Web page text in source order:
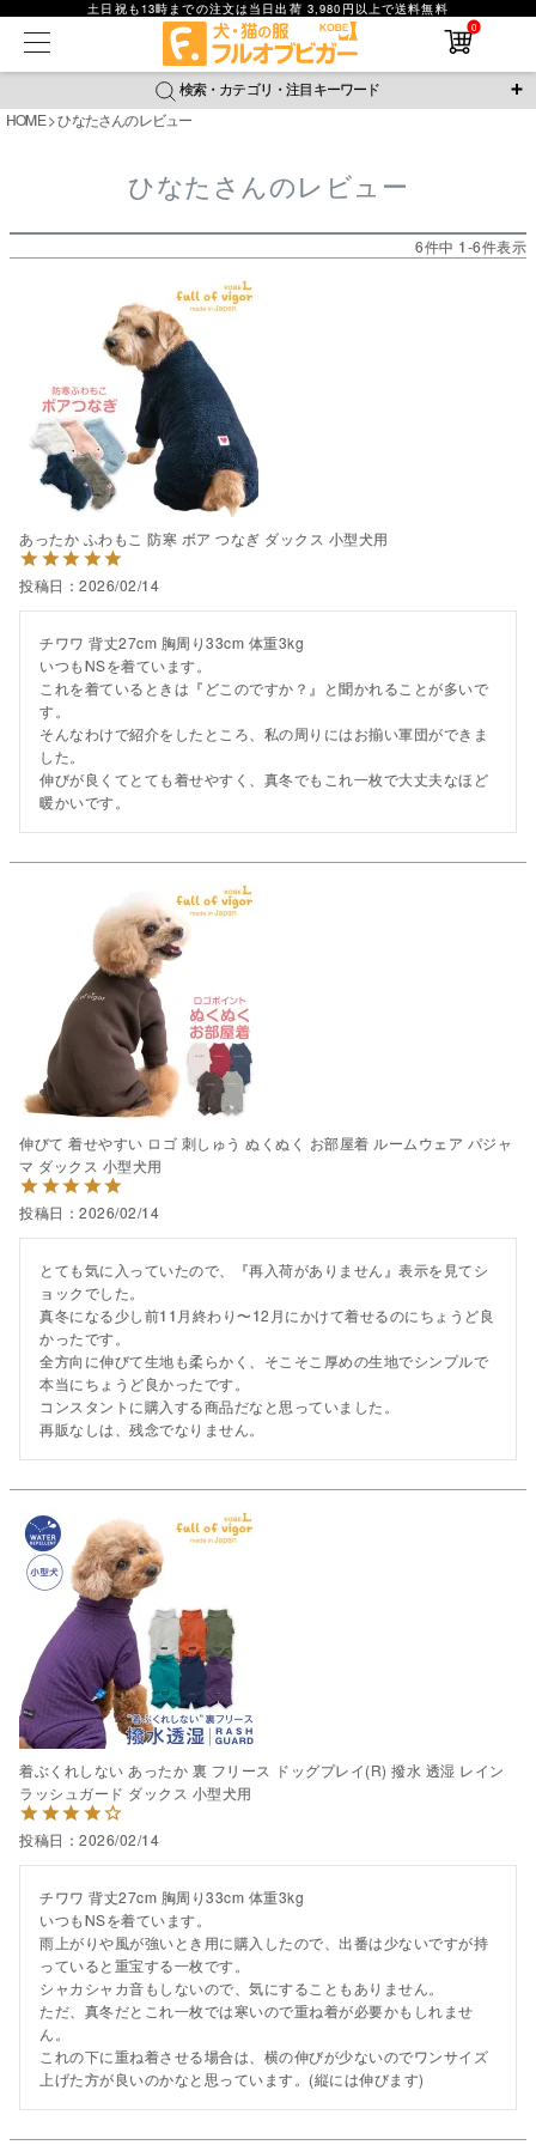
土日祝も13時までの注文は当日出荷 3,980円以上で送料無料
0
検索・カテゴリ・注目キーワード
防蚊 腹巻 撥水レイン
接触冷感 おそろコーデ 背中開きアイテム
返品・交換について
在庫なし商品を表示しない
商品番号
価格が安い順
価格が高い順
HOME ひなたさんのレビュー
ひなたさんのレビュー
6件中 1-6件表示
あったか ふわもこ 防寒 ボア つなぎ ダックス 小型犬用
投稿日 2026/02/14
チワワ 背丈27cm 胸周り33cm 体重3kg
いつもNSを着ています。
これを着ているときは『どこのですか？』と聞かれることが多いで
す。
そんなわけで紹介をしたところ、私の周りにはお揃い軍団ができま
した。
伸びが良くてとても着せやすく、真冬でもこれ一枚で大丈夫なほど
暖かいです。
伸びて 着せやすい ロゴ 刺しゅう ぬくぬく お部屋着 ルームウェア パジャ
マ ダックス 小型犬用
投稿日 2026/02/14
とても気に入っていたので、『再入荷がありません』表示を見てシ
ョックでした。
真冬になる少し前11月終わり〜12月にかけて着せるのにちょうど良
かったです。
全方向に伸びて生地も柔らかく、そこそこ厚めの生地でシンプルで
本当にちょうど良かったです。
コンスタントに購入する商品だなと思っていました。
再販なしは、残念でなりません。
着ぶくれしない あったか 裏 フリース ドッグプレイ(R) 撥水 透湿 レイン
ラッシュガード ダックス 小型犬用
投稿日 2026/02/14
チワワ 背丈27cm 胸周り33cm 体重3kg
いつもNSを着ています。
雨上がりや風が強いとき用に購入したので、出番は少ないですが持
っていると重宝する一枚です。
シャカシャカ音もしないので、気にすることもありません。
ただ、真冬だとこれ一枚では寒いので重ね着が必要かもしれませ
ん。
これの下に重ね着させる場合は、横の伸びが少ないのでワンサイズ
上げた方が良いのかなと思っています。(縦には伸びます)